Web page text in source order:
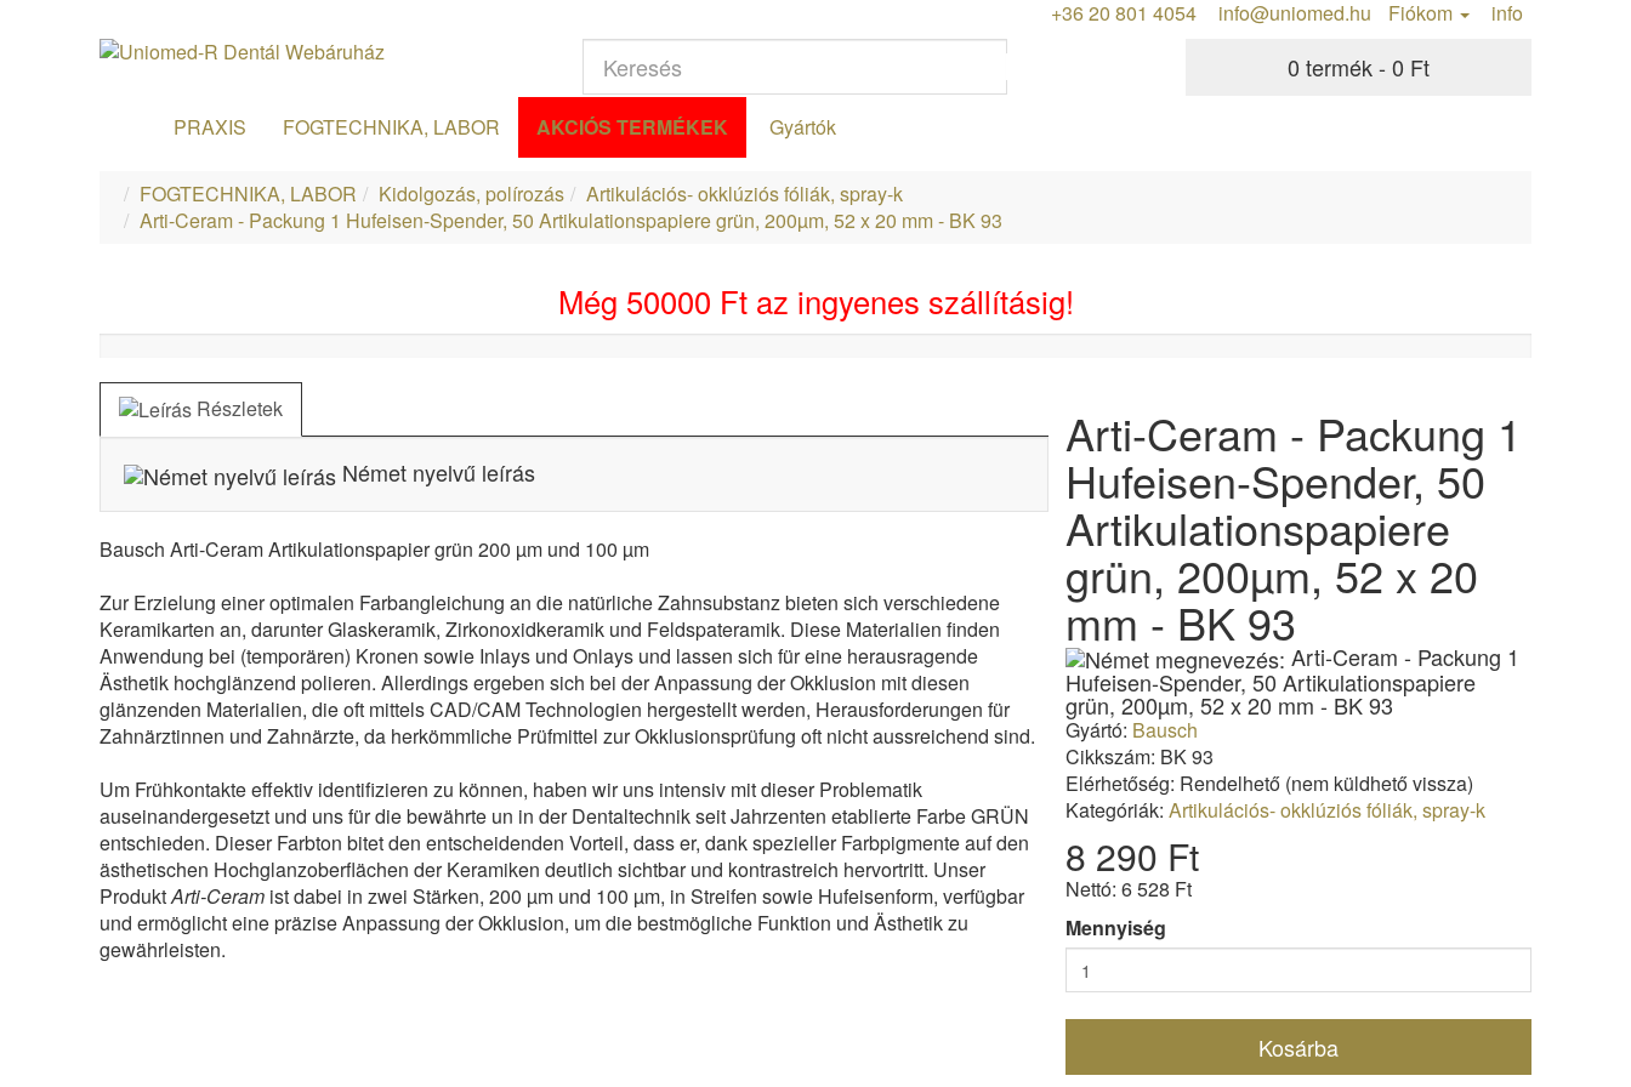
+36 20 801 4054 info@uniomed.hu Fiókom info
0 termék - 0 Ft
PRAXIS FOGTECHNIKA, LABOR AKCIÓS TERMÉKEK Gyártók
FOGTECHNIKA, LABOR Kidolgozás, polírozás
Artikulációs- okklúziós fóliák, spray-k
Arti-Ceram - Packung 1 Hufeisen-Spender, 50 Artikulationspapiere grün, 200µm, 52 x 20 mm - BK 93
Még 50000 Ft az ingyenes szállításig!
Részletek
Német nyelvű leírás
Bausch Arti-Ceram Artikulationspapier grün 200 µm und 100 µm
Zur Erzielung einer optimalen Farbangleichung an die natürliche Zahnsubstanz bieten sich verschiedene
Keramikarten an, darunter Glaskeramik, Zirkonoxidkeramik und Feldspateramik. Diese Materialien finden
Anwendung bei (temporären) Kronen sowie Inlays und Onlays und lassen sich für eine herausragende
Ästhetik hochglänzend polieren. Allerdings ergeben sich bei der Anpassung der Okklusion mit diesen
glänzenden Materialien, die oft mittels CAD/CAM Technologien hergestellt werden, Herausforderungen für
Zahnärztinnen und Zahnärzte, da herkömmliche Prüfmittel zur Okklusionsprüfung oft nicht aussreichend sind.
Um Frühkontakte effektiv identifizieren zu können, haben wir uns intensiv mit dieser Problematik
auseinandergesetzt und uns für die bewährte un in der Dentaltechnik seit Jahrzenten etablierte Farbe GRÜN
entschieden. Dieser Farbton bitet den entscheidenden Vorteil, dass er, dank spezieller Farbpigmente auf den
ästhetischen Hochglanzoberflächen der Keramiken deutlich sichtbar und kontrastreich hervortritt. Unser
ProduktArti-Ceram ist dabei in zwei Stärken, 200 µm und 100 µm, in Streifen sowie Hufeisenform, verfügbar
und ermöglicht eine präzise Anpassung der Okklusion, um die bestmögliche Funktion und Ästhetik zu
gewährleisten.
Arti-Ceram - Packung 1
Hufeisen-Spender, 50
Artikulationspapiere
grün, 200µm, 52 x 20
mm - BK 93
Arti-Ceram - Packung 1
Hufeisen-Spender, 50 Artikulationspapiere
grün, 200µm, 52 x 20 mm - BK 93
Gyártó: Bausch
Cikkszám: BK 93
Elérhetőség: Rendelhető (nem küldhető vissza)
Kategóriák: Artikulációs- okklúziós fóliák, spray-k
8 290 Ft
Nettó: 6 528 Ft
Mennyiség
Kosárba